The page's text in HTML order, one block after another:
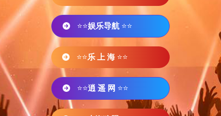
⭐⭐娱乐导航 ⭐⭐
⭐⭐乐 上 海 ⭐⭐
⭐⭐逍 遥 网 ⭐⭐